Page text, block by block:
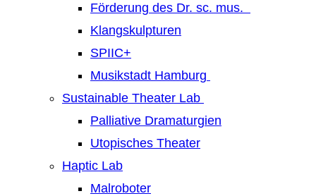
Förderung des Dr. sc. mus.
Klangskulpturen
SPIIC+
Musikstadt Hamburg
Sustainable Theater Lab
Palliative Dramaturgien
Utopisches Theater
Haptic Lab
Malroboter